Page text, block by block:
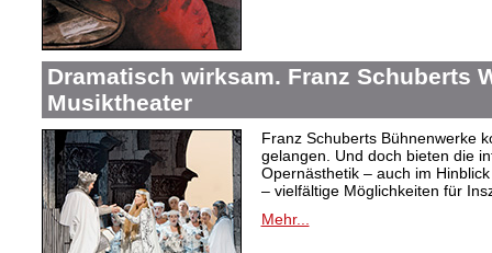
Dramatisch wirksam. Franz Schuberts
Musiktheater
Franz Schuberts Bühnenwerke
gelangen. Und doch bieten die
Opernästhetik – auch im
– vielfältige Möglichkeiten für
Mehr...